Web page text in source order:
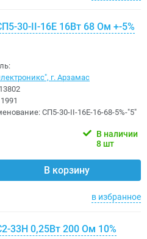
30-II-16Е 16Вт 68 Ом +-5%
г. Арзамас
1991
СП5-30-II-16Е-16-68-5%-"5"
В наличии
8 шт
В корзину
в избранное
33Н 0,25Вт 200 Ом 10%